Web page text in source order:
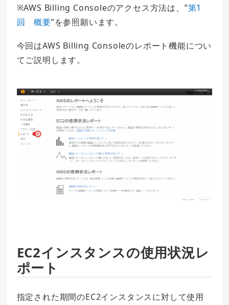
※AWS Billing Consoleのアクセス方法は、”第1
回 概要”を参照願います。
今回はAWS Billing Consoleのレポート機能につい
てご説明します。
EC2インスタンスの使用状況レ
ポート
指定された期間のEC2インスタンスに対して使用